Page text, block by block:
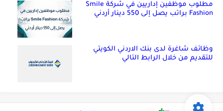
مطلوب موظفين إداريين في شركة Smile
Fashion براتب يصل إلى 550 دينار أردني
وظائف شاغرة لدى بنك الاردني الكويتي
للتقديم من خلال الرابط التالي